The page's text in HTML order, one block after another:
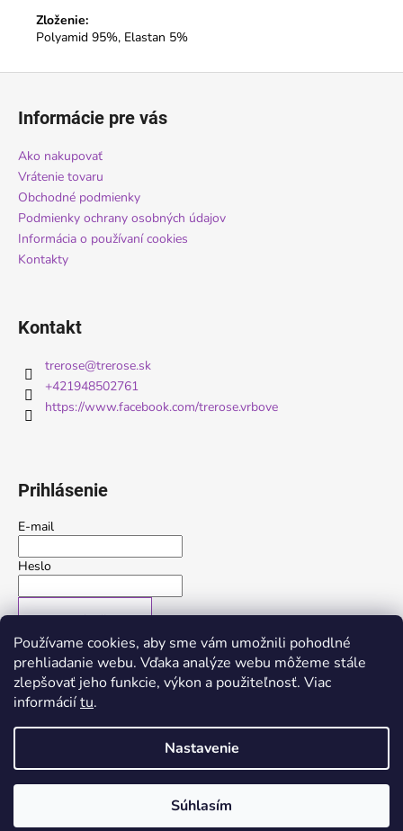
Používame cookies, aby sme vám umožnili pohodlné
prehliadanie webu. Vďaka analýze webu môžeme stále
zlepšovať jeho funkcie, výkon a použiteľnosť. Viac
informáciítu.
Nastavenie
Súhlasím
Zloženie:
Polyamid 95%, Elastan 5%
Informácie pre vás
Ako nakupovať
Vrátenie tovaru
Obchodné podmienky
Podmienky ochrany osobných údajov
Informácia o používaní cookies
Kontakty
Kontakt
trerose@trerose.sk
+421948502761
https://www.facebook.com/trerose.vrbove
Prihlásenie
E-mail
Heslo
Nová registráciaZabudnuté heslo
alebo
Trerose. Všetky práva vyhradené.